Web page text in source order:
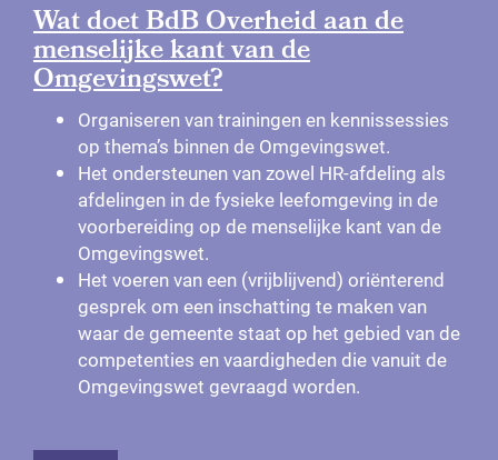
Wat doet BdB Overheid aan de
menselijke kant van de
Omgevingswet?
Organiseren van trainingen en kennissessies
op thema’s binnen de Omgevingswet.
Het ondersteunen van zowel HR-afdeling als
afdelingen in de fysieke leefomgeving in de
voorbereiding op de menselijke kant van de
Omgevingswet.
Het voeren van een (vrijblijvend) oriënterend
gesprek om een inschatting te maken van
waar de gemeente staat op het gebied van de
competenties en vaardigheden die vanuit de
Omgevingswet gevraagd worden.